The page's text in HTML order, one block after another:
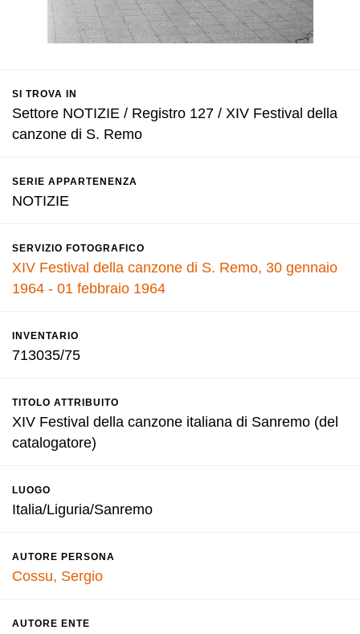
SI TROVA IN
Settore NOTIZIE / Registro 127 / XIV Festival della
canzone di S. Remo
SERIE APPARTENENZA
NOTIZIE
SERVIZIO FOTOGRAFICO
XIV Festival della canzone di S. Remo, 30 gennaio
1964 - 01 febbraio 1964
INVENTARIO
713035/75
TITOLO ATTRIBUITO
XIV Festival della canzone italiana di Sanremo (del
catalogatore)
LUOGO
Italia/Liguria/Sanremo
AUTORE PERSONA
Cossu, Sergio
AUTORE ENTE